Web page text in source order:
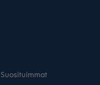
Suosituimmat